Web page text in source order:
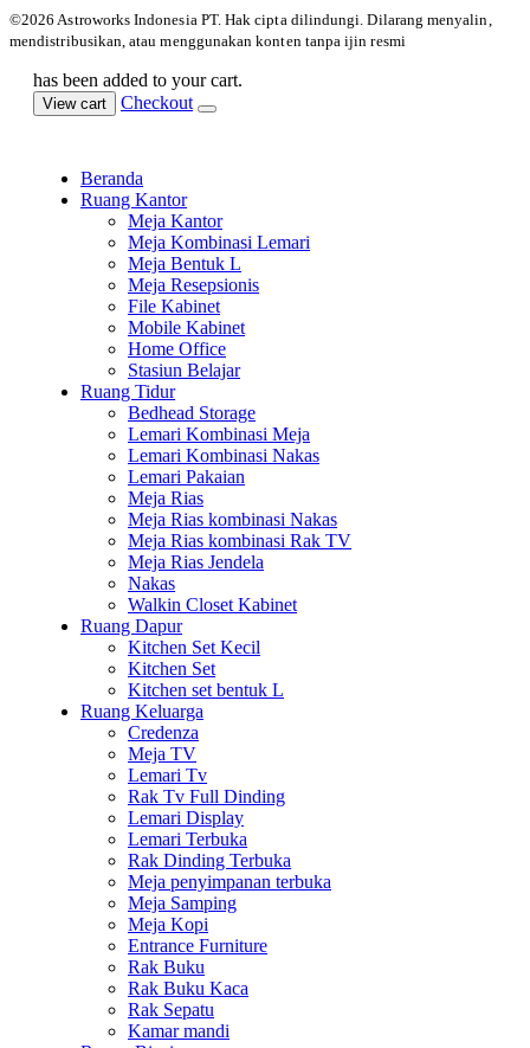
©️2026 Astroworks Indonesia PT. Hak cipta dilindungi. Dilarang menyalin,
mendistribusikan, atau menggunakan konten tanpa ijin resmi
has been added to your cart.
View cart Checkout
Beranda
Ruang Kantor
Meja Kantor
Meja Kombinasi Lemari
Meja Bentuk L
Meja Resepsionis
File Kabinet
Mobile Kabinet
Home Office
Stasiun Belajar
Ruang Tidur
Bedhead Storage
Lemari Kombinasi Meja
Lemari Kombinasi Nakas
Lemari Pakaian
Meja Rias
Meja Rias kombinasi Nakas
Meja Rias kombinasi Rak TV
Meja Rias Jendela
Nakas
Walkin Closet Kabinet
Ruang Dapur
Kitchen Set Kecil
Kitchen Set
Kitchen set bentuk L
Ruang Keluarga
Credenza
Meja TV
Lemari Tv
Rak Tv Full Dinding
Lemari Display
Lemari Terbuka
Rak Dinding Terbuka
Meja penyimpanan terbuka
Meja Samping
Meja Kopi
Entrance Furniture
Rak Buku
Rak Buku Kaca
Rak Sepatu
Kamar mandi